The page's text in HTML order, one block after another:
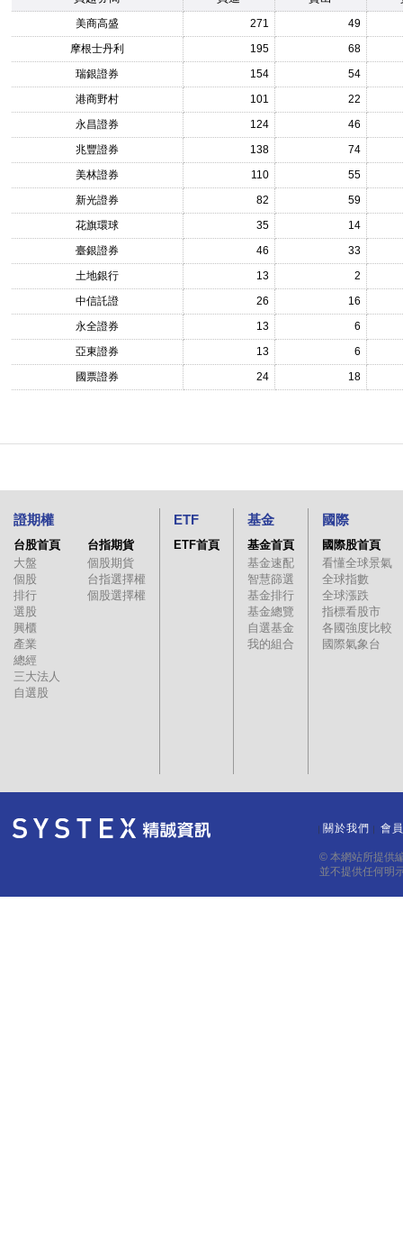
美商高盛 271
49
摩根士丹利
195
68
瑞銀證券
154
54
港商野村
101
22
永昌證券
124
46
兆豐證券
138
74
美林證券
110
55
新光證券
82
59
花旗環球
35
14
臺銀證券
46
33
土地銀行
13
2
中信託證
26
16
永全證券
13
6
亞東證券
13
6
國票證券
24 18
證期權
台股首頁
大盤
個股
排行
選股
興櫃
產業
總經
三大法人
自選股
台指期貨
個股期貨
台指選擇權
個股選擇權
ETF
ETF首頁
基金
基金首頁
基金速配
智慧篩選
基金排行
基金總覽
自選基金
我的組合
國際
國際股首頁
看懂全球景氣
全球指數
全球漲跌
指標看股市
各國強度比較
國際氣象台
關於我們 會
© 本網站所提供
並不提供任何明